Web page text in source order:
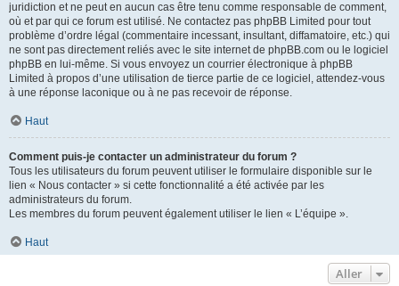
juridiction et ne peut en aucun cas être tenu comme responsable de comment,
où et par qui ce forum est utilisé. Ne contactez pas phpBB Limited pour tout
problème d’ordre légal (commentaire incessant, insultant, diffamatoire, etc.) qui
ne sont pas directement reliés avec le site internet de phpBB.com ou le logiciel
phpBB en lui-même. Si vous envoyez un courrier électronique à phpBB
Limited à propos d’une utilisation de tierce partie de ce logiciel, attendez-vous
à une réponse laconique ou à ne pas recevoir de réponse.
Haut
Comment puis-je contacter un administrateur du forum ?
Tous les utilisateurs du forum peuvent utiliser le formulaire disponible sur le
lien « Nous contacter » si cette fonctionnalité a été activée par les
administrateurs du forum.
Les membres du forum peuvent également utiliser le lien « L’équipe ».
Haut
Aller